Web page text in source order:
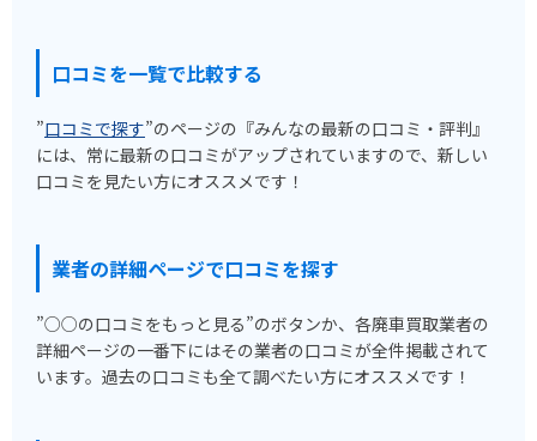
口コミを一覧で比較する
”口コミで探す”のページの『みんなの最新の口コミ・評判』
には、常に最新の口コミがアップされていますので、新しい
口コミを見たい方にオススメです！
業者の詳細ページで口コミを探す
”○○の口コミをもっと見る”のボタンか、各廃車買取業者の
詳細ページの一番下にはその業者の口コミが全件掲載されて
います。過去の口コミも全て調べたい方にオススメです！